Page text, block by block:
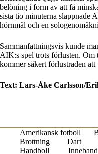
belöning i form av att få
sista tio minuterna slappnade
hörnmål och en
Sammanfattningsvis kunde
AIK:s spel trots förlusten. Om
kommer säkert förlustraden att
Text: Lars-Åke Carlsson/
Amerikansk fotboll
Brottning
Dart
Handboll